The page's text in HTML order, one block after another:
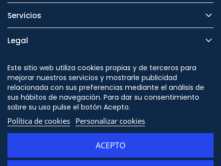
Servicios
Legal
Seguridad
Este sitio web utiliza cookies propias y de terceros para
mejorar nuestros servicios y mostrarle publicidad
relacionada con sus preferencias mediante el análisis de
sus hábitos de navegación. Para dar su consentimiento
sobre su uso pulse el botón Acepto.
Política de cookies Personalizar cookies
ACEPTO
Síguenos en